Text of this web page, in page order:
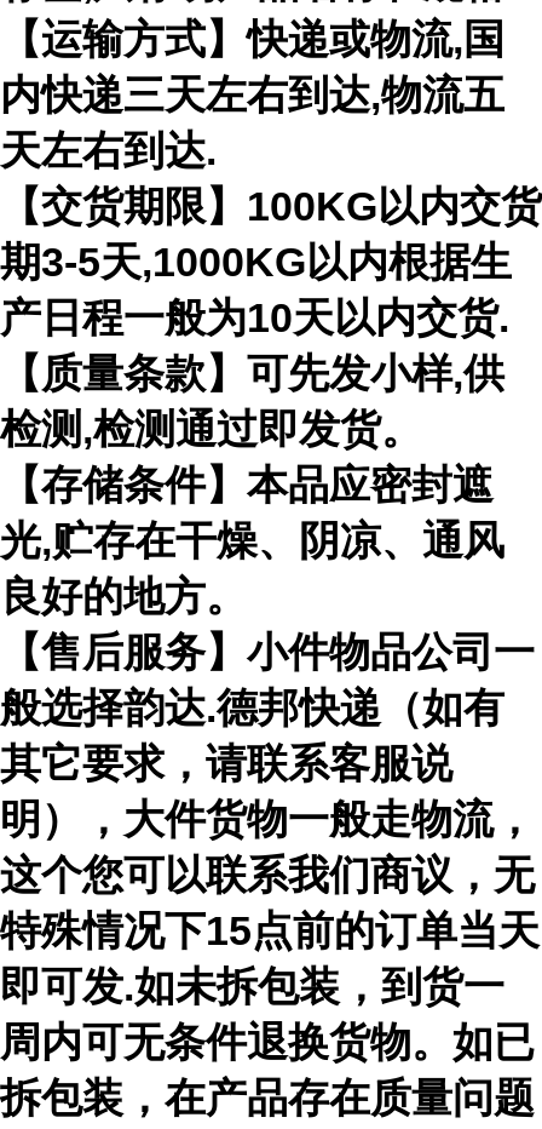
【运输方式】快递或物流,国
内快递三天左右到达,物流五
天左右到达.
【交货期限】100KG以内交货
期3-5天,1000KG以内根据生
产日程一般为10天以内交货.
【质量条款】可先发小样,供
检测,检测通过即发货。
【存储条件】本品应密封遮
光,贮存在干燥、阴凉、通风
良好的地方。
【售后服务】小件物品公司一
般选择韵达.德邦快递（如有
其它要求，请联系客服说
明），大件货物一般走物流，
这个您可以联系我们商议，无
特殊情况下15点前的订单当天
即可发.如未拆包装，到货一
周内可无条件退换货物。如已
拆包装，在产品存在质量问题